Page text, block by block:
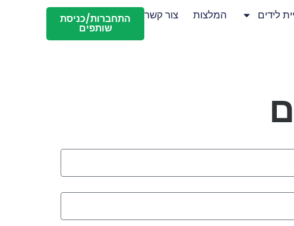
לידים המלצות צור קשר התחברות/כניסת
שותפים